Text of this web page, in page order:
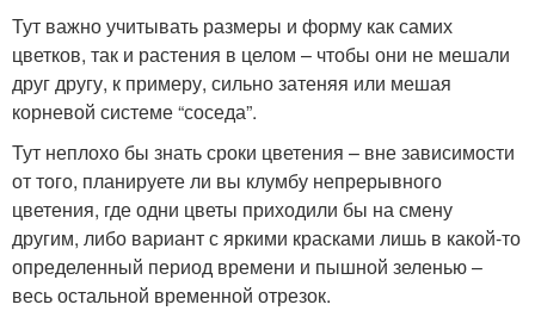
Тут важно учитывать размеры и форму как самих
цветков, так и растения в целом – чтобы они не мешали
друг другу, к примеру, сильно затеняя или мешая
корневой системе “соседа”.
Тут неплохо бы знать сроки цветения – вне зависимости
от того, планируете ли вы клумбу непрерывного
цветения, где одни цветы приходили бы на смену
другим, либо вариант с яркими красками лишь в какой-то
определенный период времени и пышной зеленью –
весь остальной временной отрезок.